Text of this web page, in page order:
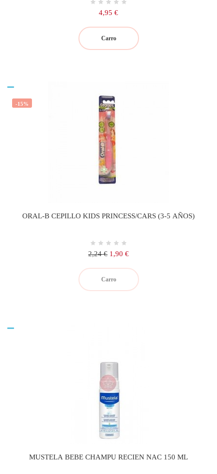
Precio
4,95 €
Carro
-15%
ORAL-B CEPILLO KIDS PRINCESS/CARS (3-5 AÑOS)
Precio
2,24 € Precio
1,90 €
Carro
MUSTELA BEBE CHAMPU RECIEN NAC 150 ML